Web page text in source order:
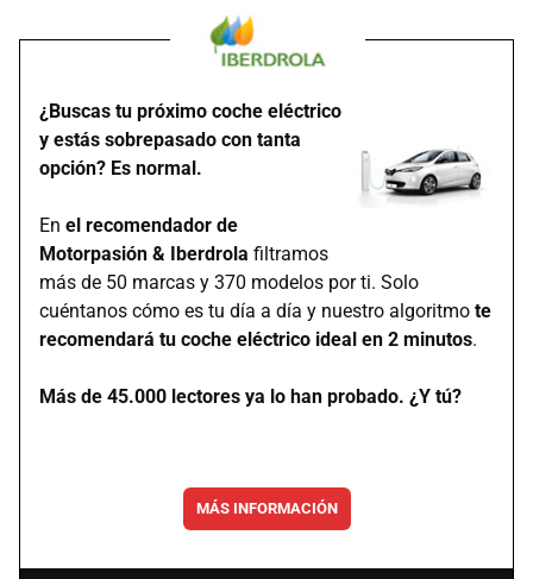
¿Buscas tu próximo coche eléctrico
y estás sobrepasado con tanta
opción? Es normal.
En el recomendador de
Motorpasión & Iberdrola filtramos
más de 50 marcas y 370 modelos por ti. Solo
cuéntanos cómo es tu día a día y nuestro algoritmo te
recomendará tu coche eléctrico ideal en 2 minutos.
Más de 45.000 lectores ya lo han probado. ¿Y tú?
MÁS INFORMACIÓN